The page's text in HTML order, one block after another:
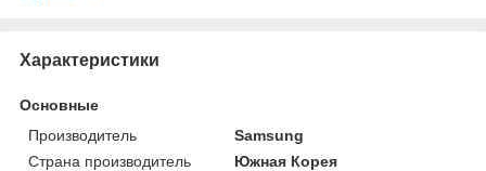
Характеристики
Основные
Производитель
Samsung
Страна производитель
Южная Корея